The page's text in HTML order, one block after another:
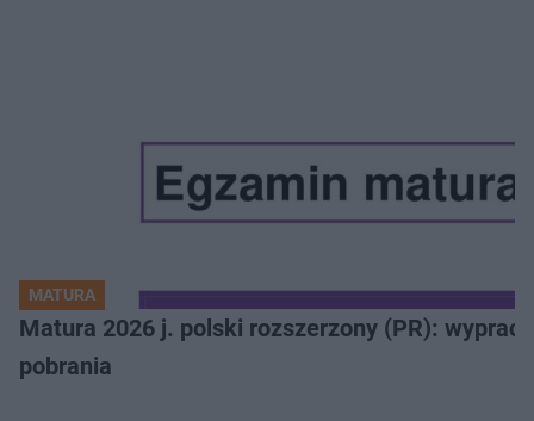
MATURA
Matura 2026 j. polski rozszerzony (PR):
pobrania